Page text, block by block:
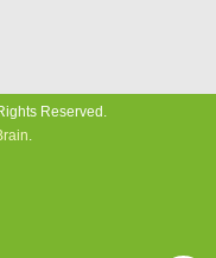
Reserved.
.